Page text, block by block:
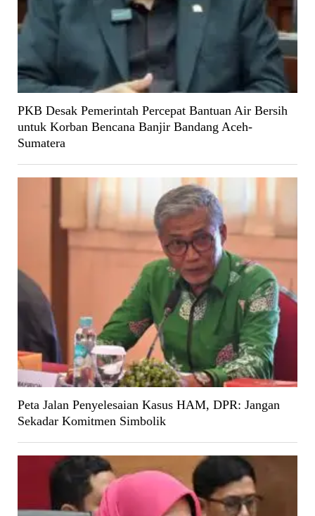
PKB Desak Pemerintah Percepat Bantuan Air Bersih
untuk Korban Bencana Banjir Bandang Aceh-
Sumatera
Peta Jalan Penyelesaian Kasus HAM, DPR: Jangan
Sekadar Komitmen Simbolik